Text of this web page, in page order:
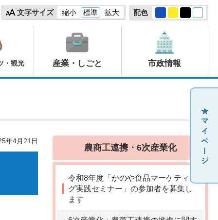
文字サイズ 縮小 標準 拡大 配色
・観光 産業・しごと 市政情報
年4月21日
農商工連携・6次産業化
令和8年度「かのや食品マーケティン
グ実践セミナー」の参加者を募集し
ます